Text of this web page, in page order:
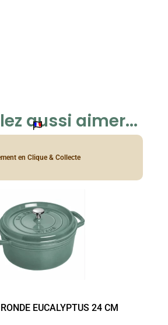
aussi aimer...
en Clique & Collecte
EUCALYPTUS 24 CM